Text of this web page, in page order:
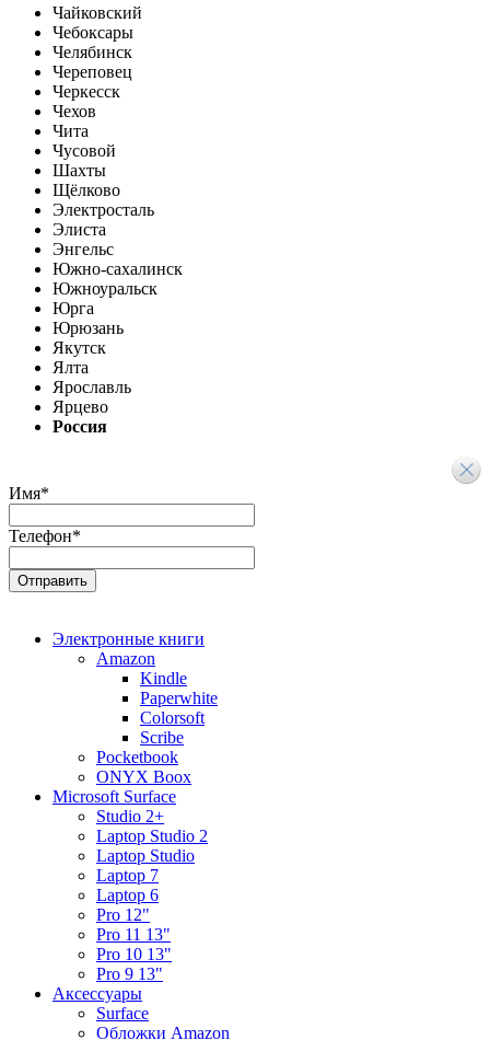
Чайковский
Чебоксары
Челябинск
Череповец
Черкесск
Чехов
Чита
Чусовой
Шахты
Щёлково
Электросталь
Элиста
Энгельс
Южно-сахалинск
Южноуральск
Юрга
Юрюзань
Якутск
Ялта
Ярославль
Ярцево
Россия
Имя*
Телефон*
Электронные книги
Amazon
Kindle
Paperwhite
Colorsoft
Scribe
Pocketbook
ONYX Boox
Microsoft Surface
Studio 2+
Laptop Studio 2
Laptop Studio
Laptop 7
Laptop 6
Pro 12"
Pro 11 13"
Pro 10 13"
Pro 9 13"
Аксессуары
Surface
Обложки Amazon